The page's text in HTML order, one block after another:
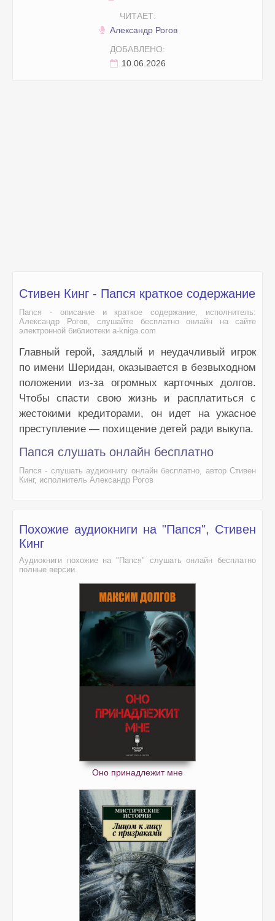
ЧИТАЕТ:
Александр Рогов
ДОБАВЛЕНО:
10.06.2026
Стивен Кинг - Папся краткое содержание
Папся - описание и краткое содержание, исполнитель:
Александр Рогов, слушайте бесплатно онлайн на сайте
электронной библиотеки a-kniga.com
Главный герой, заядлый и неудачливый игрок
по имени Шеридан, оказывается в безвыходном
положении из-за огромных карточных долгов.
Чтобы спасти свою жизнь и расплатиться с
жестокими кредиторами, он идет на ужасное
преступление — похищение детей ради выкупа.
Папся слушать онлайн бесплатно
Папся - слушать аудиокнигу онлайн бесплатно, автор Стивен
Кинг, исполнитель Александр Рогов
Похожие аудиокниги на "Папся", Стивен
Кинг
Аудиокниги похожие на "Папся" слушать онлайн бесплатно
полные версии.
Оно принадлежит мне